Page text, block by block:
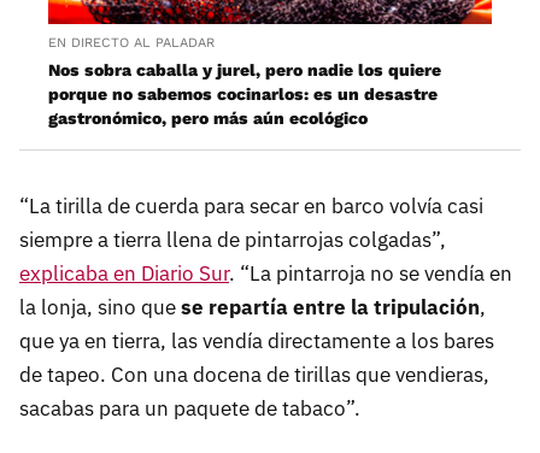
EN DIRECTO AL PALADAR
Nos sobra caballa y jurel, pero nadie los quiere
porque no sabemos cocinarlos: es un desastre
gastronómico, pero más aún ecológico
“La tirilla de cuerda para secar en barco volvía casi
siempre a tierra llena de pintarrojas colgadas”,
explicaba en Diario Sur. “La pintarroja no se vendía en
la lonja, sino quese repartía entre la tripulación,
que ya en tierra, las vendía directamente a los bares
de tapeo. Con una docena de tirillas que vendieras,
sacabas para un paquete de tabaco”.